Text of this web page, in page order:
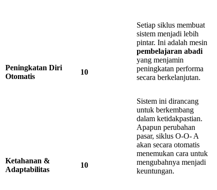
Peningkatan Diri
Otomatis
10
Setiap siklus membuat
sistem menjadi lebih
pintar. Ini adalah mesin
pembelajaran abadi
yang menjamin
peningkatan performa
secara berkelanjutan.
Ketahanan &
Adaptabilitas
10
Sistem ini dirancang
untuk berkembang
dalam ketidakpastian.
Apapun perubahan
pasar, siklus O-O- A
akan secara otomatis
menemukan cara untuk
mengubahnya menjadi
keuntungan.